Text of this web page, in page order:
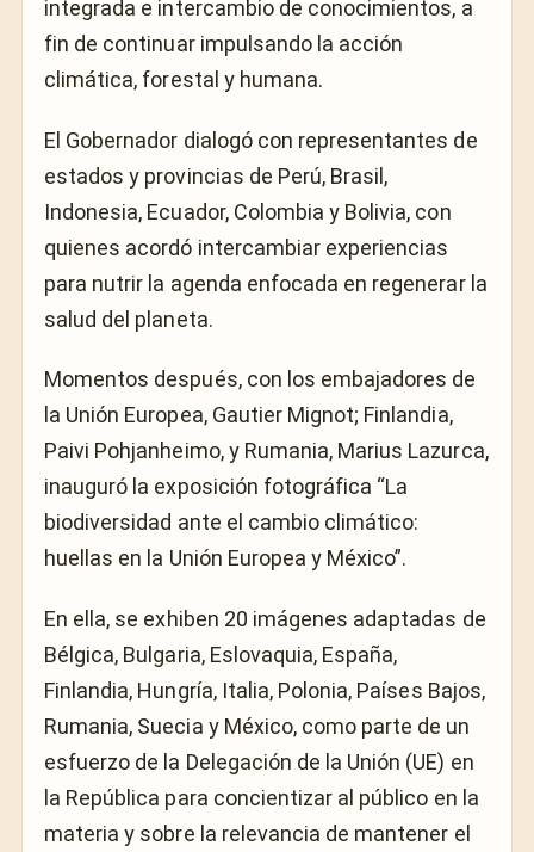
integrada e intercambio de conocimientos, a
fin de continuar impulsando la acción
climática, forestal y humana.
El Gobernador dialogó con representantes de
estados y provincias de Perú, Brasil,
Indonesia, Ecuador, Colombia y Bolivia, con
quienes acordó intercambiar experiencias
para nutrir la agenda enfocada en regenerar la
salud del planeta.
Momentos después, con los embajadores de
la Unión Europea, Gautier Mignot; Finlandia,
Paivi Pohjanheimo, y Rumania, Marius Lazurca,
inauguró la exposición fotográfica “La
biodiversidad ante el cambio climático:
huellas en la Unión Europea y México”.
En ella, se exhiben 20 imágenes adaptadas de
Bélgica, Bulgaria, Eslovaquia, España,
Finlandia, Hungría, Italia, Polonia, Países Bajos,
Rumania, Suecia y México, como parte de un
esfuerzo de la Delegación de la Unión (UE) en
la República para concientizar al público en la
materia y sobre la relevancia de mantener el